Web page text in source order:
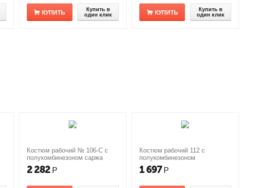
КУПИТЬ
Купить в
один клик
КУПИТЬ
Купить в
один клик
Костюм рабочий № 106-С с
полукомбинезоном саржа
2 282 Р
Костюм рабочий 112 с
полукомбинезоном
1 697 Р